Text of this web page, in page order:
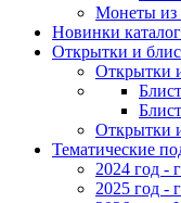
Монеты из
Новинки
Открытки и
Открытки
Открытки
Тематические
2024 год -
2025 год -